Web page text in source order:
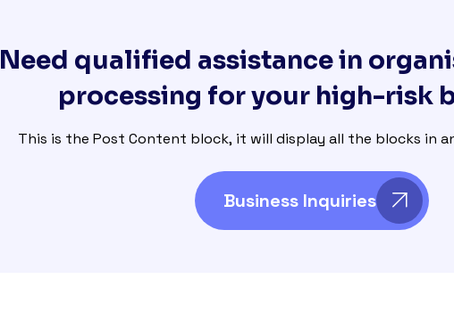
Need qualified assistance in
processing for your high-risk
This is the Post Content block, it will display all the blocks in
Business Inquiries